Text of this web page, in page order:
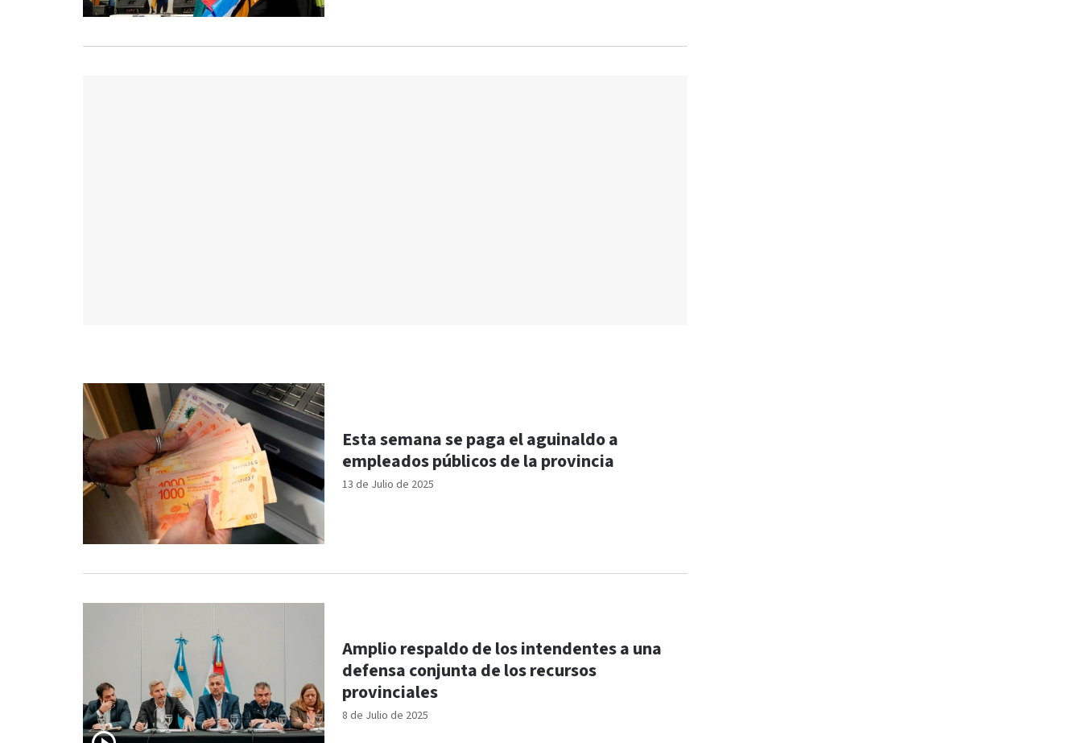
13 de Julio de 2025
Esta semana se paga el aguinaldo a
empleados públicos de la provincia
8 de Julio de 2025
Amplio respaldo de los intendentes a una
defensa conjunta de los recursos
provinciales